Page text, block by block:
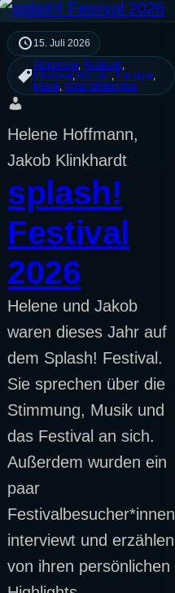
15. Juli 2026
Allgemein Festivals
Interview, Konzert Lifestyle
Musik , Veranstaltungen
Helene Hoffmann,
Jakob Klinkhardt
splash!
Festival
2026
Helene und Jakob
waren dieses Jahr auf
dem Splash! Festival.
Sie sprechen über die
Stimmung, Musik und
das Festival an sich.
Außerdem wurden ein
paar
Festivalbesucher*innen
interviewt und erzählen
von ihren persönlichen